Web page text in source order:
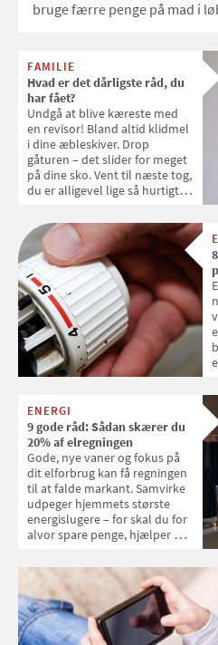
bruge færre penge på mad i
FAMILIE
Hvad er det dårligste råd, du
har fået?
Undgå at blive kæreste med
en revisor! Bland altid klidmel
i dine æbleskiver. Drop
gåturen – det slider for meget
på dine sko. Vent til næste tog,
du er alligevel lige så hurtigt
velmenende råd fra forældre,
kolleger, venner og
medrejsende, men det ikke
altid, rådene er gode. Del de
dårligste råd, du har fået, med
redaktionen på Samvirke
ENERGI
9 gode råd: Sådan skærer du
20% af elregningen
Gode, nye vaner og fokus på
dit elforbrug kan få regningen
til at falde markant. Samvirke
udpeger hjemmets største
energislugere – for skal du for
alvor spare penge, hjælper det
forlader rummet. Læs de 9
anbefalinger, der kan få din
elregning til at falde markant